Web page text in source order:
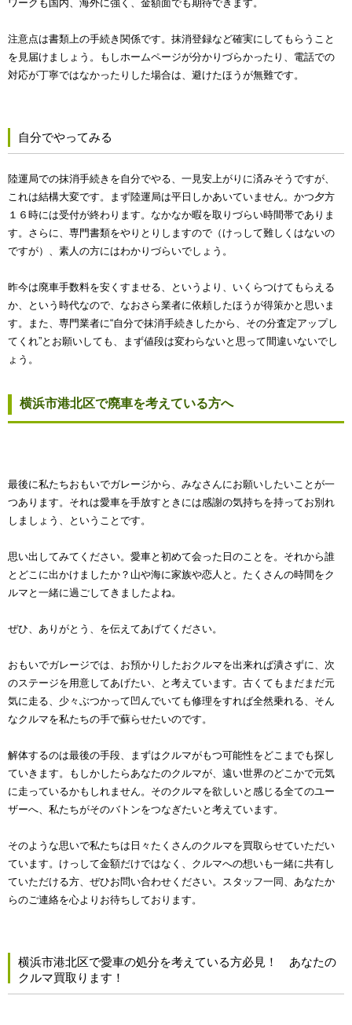
ワークも国内、海外に強く、金額面でも期待できます。
注意点は書類上の手続き関係です。抹消登録など確実にしてもらうこと
を見届けましょう。もしホームページが分かりづらかったり、電話での
対応が丁寧ではなかったりした場合は、避けたほうが無難です。
自分でやってみる
陸運局での抹消手続きを自分でやる、一見安上がりに済みそうですが、
これは結構大変です。まず陸運局は平日しかあいていません。かつ夕方
１６時には受付が終わります。なかなか暇を取りづらい時間帯でありま
す。さらに、専門書類をやりとりしますので（けっして難しくはないの
ですが）、素人の方にはわかりづらいでしょう。
昨今は廃車手数料を安くすませる、というより、いくらつけてもらえる
か、という時代なので、なおさら業者に依頼したほうが得策かと思いま
す。また、専門業者に“自分で抹消手続きしたから、その分査定アップし
てくれ”とお願いしても、まず値段は変わらないと思って間違いないでし
ょう。
横浜市港北区で廃車を考えている方へ
最後に私たちおもいでガレージから、みなさんにお願いしたいことが一
つあります。それは愛車を手放すときには感謝の気持ちを持ってお別れ
しましょう、ということです。
思い出してみてください。愛車と初めて会った日のことを。それから誰
とどこに出かけましたか？山や海に家族や恋人と。たくさんの時間をク
ルマと一緒に過ごしてきましたよね。
ぜひ、ありがとう、を伝えてあげてください。
おもいでガレージでは、お預かりしたおクルマを出来れば潰さずに、次
のステージを用意してあげたい、と考えています。古くてもまだまだ元
気に走る、少々ぶつかって凹んでいても修理をすれば全然乗れる、そん
なクルマを私たちの手で蘇らせたいのです。
解体するのは最後の手段、まずはクルマがもつ可能性をどこまでも探し
ていきます。もしかしたらあなたのクルマが、遠い世界のどこかで元気
に走っているかもしれません。そのクルマを欲しいと感じる全てのユー
ザーへ、私たちがそのバトンをつなぎたいと考えています。
そのような思いで私たちは日々たくさんのクルマを買取らせていただい
ています。けっして金額だけではなく、クルマへの想いも一緒に共有し
ていただける方、ぜひお問い合わせください。スタッフ一同、あなたか
らのご連絡を心よりお待ちしております。
横浜市港北区で愛車の処分を考えている方必見！ あなたの
クルマ買取ります！